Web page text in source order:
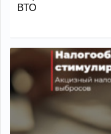
ВТО